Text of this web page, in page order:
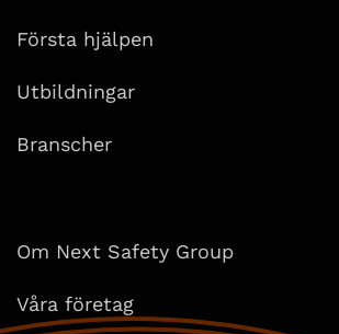
Första hjälpen
Utbildningar
Branscher
Om Next Safety Group
Våra företag